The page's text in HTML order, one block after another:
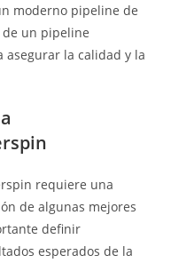
moderno pipeline de
de un pipeline
la calidad y la
requiere una
de algunas mejores
definir
esperados de la